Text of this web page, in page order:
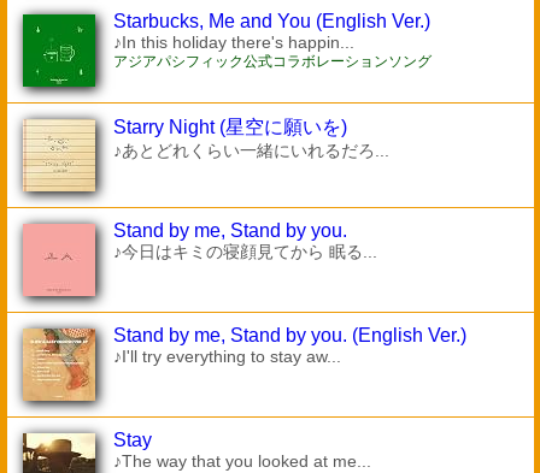
Starbucks, Me and You (English Ver.)
♪In this holiday there's happin...
アジアパシフィック公式コラボレーションソング
Starry Night (星空に願いを)
♪あとどれくらい一緒にいれるだろ...
Stand by me, Stand by you.
♪今日はキミの寝顔見てから 眠る...
Stand by me, Stand by you. (English Ver.)
♪I'll try everything to stay aw...
Stay
♪The way that you looked at me...